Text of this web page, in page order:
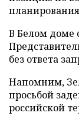
В Белом доме
без ответа
Напомним,
просьбой
российской